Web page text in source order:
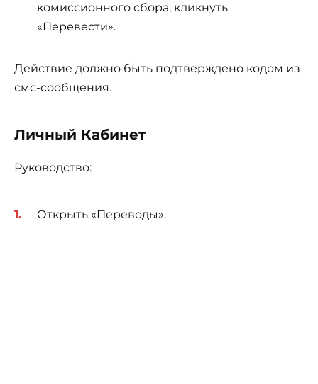
комиссионного сбора, кликнуть
«Перевести».
Действие должно быть подтверждено кодом из
смс-сообщения.
Личный Кабинет
Руководство:
Открыть «Переводы».